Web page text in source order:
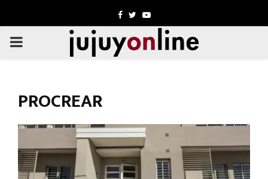
Facebook
TwitterYoutube
PRIMARY
PROCREAR